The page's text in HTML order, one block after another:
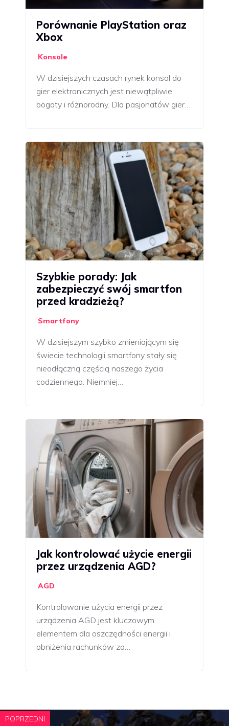
Porównanie PlayStation oraz
Xbox
Konsole
W dzisiejszych czasach rynek konsol do
gier elektronicznych jest niewątpliwie
bogaty i różnorodny. Dla pasjonatów gier…
Szybkie porady: Jak
zabezpieczyć swój smartfon
przed kradzieżą?
Smartfony
W dzisiejszym szybko zmieniającym się
świecie technologii smartfony stały się
nieodłączną częścią naszego życia
codziennego. Niemniej…
Jak kontrolować użycie energii
przez urządzenia AGD?
AGD
Kontrolowanie użycia energii przez
urządzenia AGD jest kluczowym
elementem dla oszczędności energii i
obniżenia rachunków za…
POPRZEDNI